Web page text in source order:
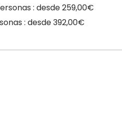
: desde 259,00€
: desde 392,00€